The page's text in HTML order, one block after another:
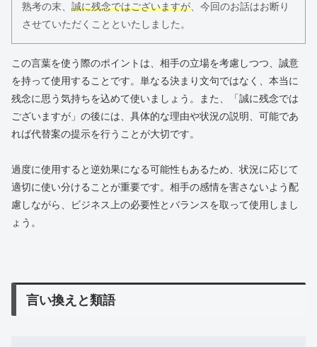
熟考の末、 誠に残念ではございますが、今回のお話はお断り
させていただくことといたしました。
この言葉を使う際のポイントは、相手の立場を考慮しつつ、誠意
を持って使用することです。単なる決まり文句ではなく、本当に
残念に思う気持ちを込めて使いましょう。また、「誠に残念では
ございますが」の後には、具体的な理由や状況の説明、可能であ
れば代替案の提示を行うことが大切です。
過度に使用すると逆効果になる可能性もあるため、状況に応じて
適切に使い分けることが重要です。相手の感情を害さないよう配
慮しながら、ビジネス上の必要性とバランスを取って使用しまし
ょう。
言い換えと類語